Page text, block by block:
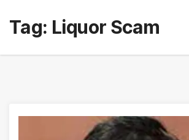
Tag: Liquor Scam